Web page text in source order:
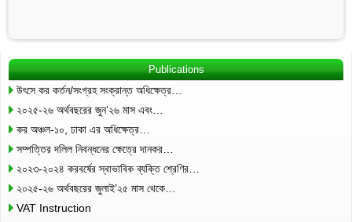
Publications
উৎসে কর কর্তন/সংগ্রহ সংক্রান্ত অধিক্ষেত্র…
২০২৫-২৬ অর্থবছরের জুন’২৬ মাস এবং…
কর অঞ্চল-১০, ঢাকা এর অধিক্ষেত্র…
সম্পত্তির দলিল নিবন্ধনের ক্ষেত্রে দানকর…
২০২৩-২০২৪ করবর্ষের স্বাভাবিক ব্যক্তি শ্রেণির…
২০২৫-২৬ অর্থবছরের জুলাই’২৫ মাস থেকে…
VAT Instruction